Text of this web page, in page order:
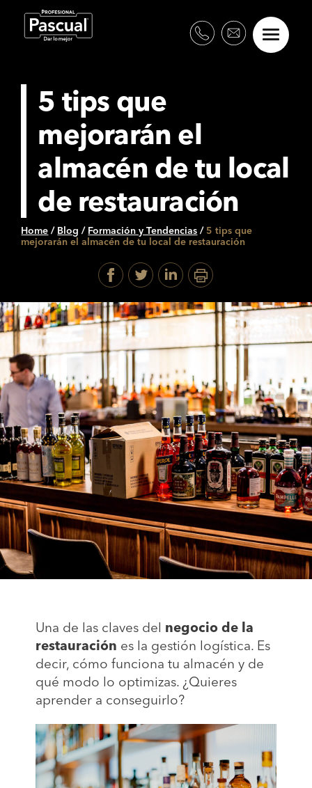
5 tips que
mejorarán el
almacén de tu local
de restauración
Home / Blog / Formación y Tendencias / 5 tips que
mejorarán el almacén de tu local de restauración
Una de las claves del negocio de la
restauración es la gestión logística. Es
decir, cómo funciona tu almacén y de
qué modo lo optimizas. ¿Quieres
aprender a conseguirlo?